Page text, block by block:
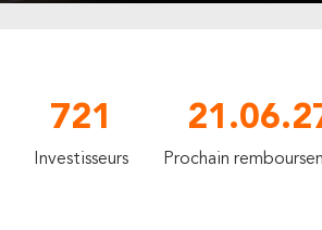
721
Investisseurs Prochain